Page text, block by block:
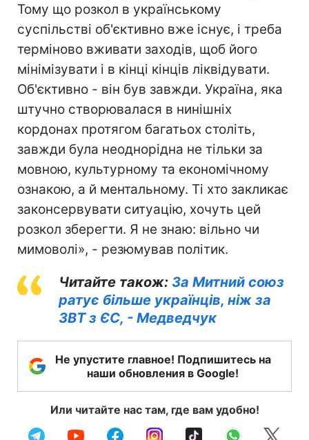
Тому що розкол в українському
суспільстві об'єктивно вже існує, і треба
терміново вживати заходів, щоб його
мінімізувати і в кінці кінців ліквідувати.
Об'єктивно - він був завжди. Україна, яка
штучно створювалася в нинішніх
кордонах протягом багатьох століть,
завжди була неоднорідна не тільки за
мовною, культурному та економічному
ознакою, а й ментальному. Ті хто закликає
законсервувати ситуацію, хочуть цей
розкол зберегти. Я не знаю: вільно чи
мимоволі», - резюмував політик.
Читайте також: За Митний союз
ратує більше українців, ніж за
ЗВТ з ЄС, - Медведчук
Не упустите главное! Подпишитесь на
наши обновления в Google!
Или читайте нас там, где вам удобно!